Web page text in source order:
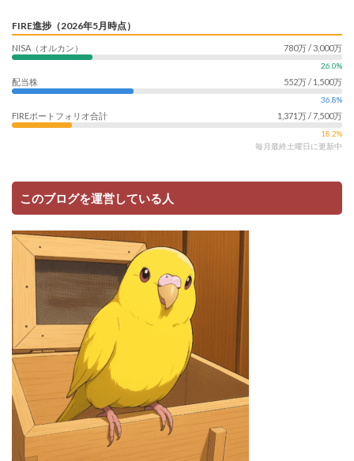
FIRE進捗（2026年5月時点）
NISA（オルカン） 780万 / 3,000万
26.0%
配当株 552万 / 1,500万
36.8%
FIREポートフォリオ合計 1,371万 / 7,500万
18.2%
毎月最終土曜日に更新中
このブログを運営している人